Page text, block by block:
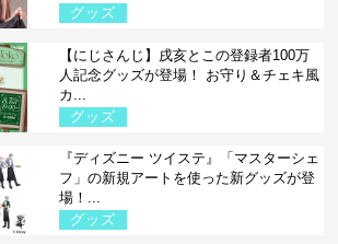
グッズ
【にじさんじ】戌亥とこの登録者100万
人記念グッズが登場！ お守り＆チェキ風
カ...
グッズ
『ディズニー ツイステ』「マスターシェ
フ」の新規アートを使った新グッズが登
場！...
グッズ